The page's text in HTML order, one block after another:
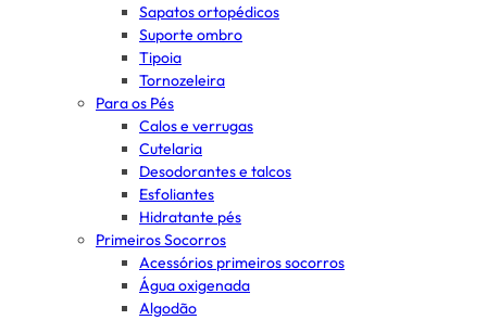
Sapatos ortopédicos
Suporte ombro
Tipoia
Tornozeleira
Para os Pés
Calos e verrugas
Cutelaria
Desodorantes e talcos
Esfoliantes
Hidratante pés
Primeiros Socorros
Acessórios primeiros socorros
Água oxigenada
Algodão